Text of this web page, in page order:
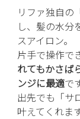
リファ独自の
し、髪の水分
スアイロン。
片手で操作で
れてもかさば
ンジに最適で
出先でも「サ
叶えてくれます